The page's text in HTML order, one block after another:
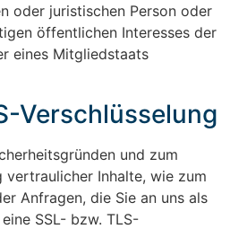
oder juristischen Person oder
öffentlichen Interesses der
eines Mitgliedstaats
Verschlüsselung
und zum
Inhalte, wie zum
Anfragen, die Sie an uns als
SSL- bzw. TLS-